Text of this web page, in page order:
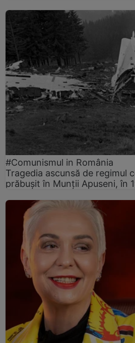
#Comunismul in România
Tragedia ascunsă de regimul
prăbușit în Munții Apuseni, în